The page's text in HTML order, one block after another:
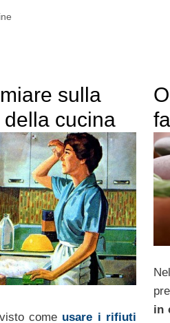
sulla
della cucina
come usare i rifiuti
in